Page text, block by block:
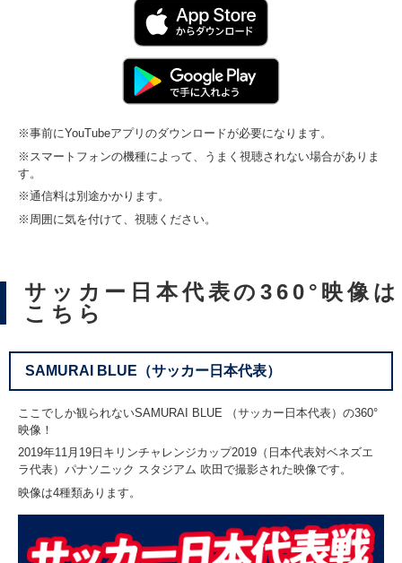
※事前にYouTubeアプリのダウンロードが必要になります。
※スマートフォンの機種によって、うまく視聴されない場合がありま
す。
※通信料は別途かかります。
※周囲に気を付けて、視聴ください。
サッカー日本代表の360°映像は
こちら
SAMURAI BLUE（サッカー日本代表）
ここでしか観られないSAMURAI BLUE （サッカー日本代表）の360°
映像！
2019年11月19日キリンチャレンジカップ2019（日本代表対ベネズエ
ラ代表）パナソニック スタジアム 吹田で撮影された映像です。
映像は4種類あります。